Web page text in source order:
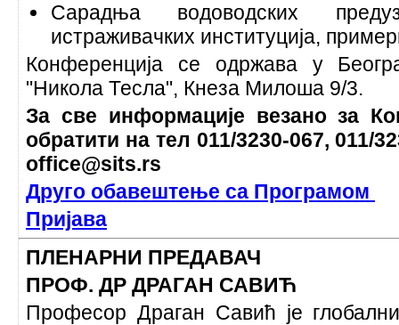
Сарадња водоводских
истраживачких институција,
Конференција се одржава у
"Никола Тесла", Кнеза Милоша 9/3.
За све информације везано за
обратити на тел 011/3230-067, 011/
office@sits.rs
Друго обавештење са Програмом
Пријава
ПЛЕНАРНИ ПРЕДАВАЧ
ПРОФ. ДР ДРАГАН САВИЋ
Професор Драган Савић је